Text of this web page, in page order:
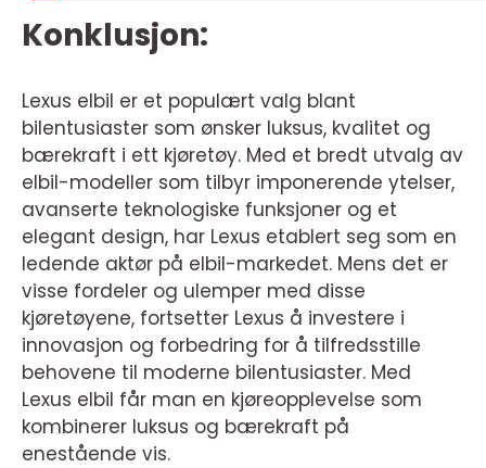
Konklusjon:
Lexus elbil er et populært valg blant
bilentusiaster som ønsker luksus, kvalitet og
bærekraft i ett kjøretøy. Med et bredt utvalg av
elbil-modeller som tilbyr imponerende ytelser,
avanserte teknologiske funksjoner og et
elegant design, har Lexus etablert seg som en
ledende aktør på elbil-markedet. Mens det er
visse fordeler og ulemper med disse
kjøretøyene, fortsetter Lexus å investere i
innovasjon og forbedring for å tilfredsstille
behovene til moderne bilentusiaster. Med
Lexus elbil får man en kjøreopplevelse som
kombinerer luksus og bærekraft på
enestående vis.